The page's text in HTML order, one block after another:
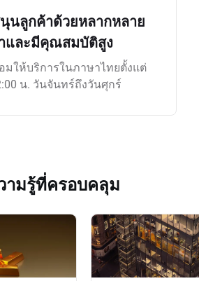
นลูกค้าด้วยหลากหลาย
และมีคุณสมบัติสูง
มให้บริการในภาษาไทยตั้งแต่
น. วันจันทร์ถึงวันศุกร์
ามรู้ที่ครอบคลุม